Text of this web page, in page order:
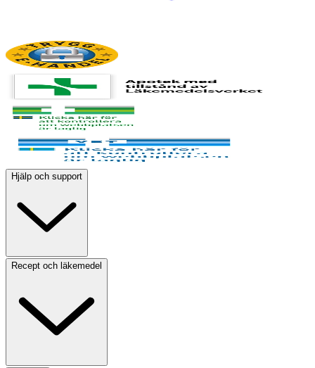
Hjälp och support
Recept och läkemedel